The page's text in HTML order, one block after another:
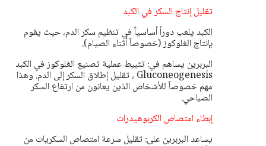
تقليل إنتاج السكر في الكبد
الكبد يلعب دوراً أساسياً في تنظيم سكر الدم، حيث يقوم
بإنتاج الغلوكوز (خصوصاً أثناء الصيام).
البربرين يساهم في: تثبيط عملية تصنيع الغلوكوز في الكبد
Gluconeogenesis ، تقليل إطلاق السكر إلى الدم. وهذا
مهم خصوصاً للأشخاص الذين يعانون من ارتفاع السكر
الصباحي.
إبطاء امتصاص الكربوهيدرات
يساعد البربرين على: تقليل سرعة امتصاص السكريات من